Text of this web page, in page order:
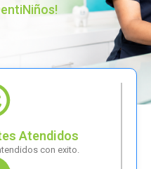
Atendidos
con exito.